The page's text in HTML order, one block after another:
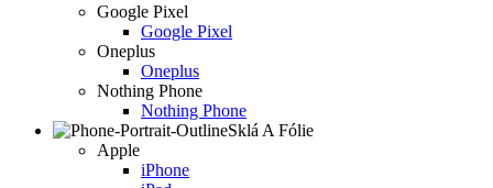
Google Pixel
Google Pixel
Oneplus
Oneplus
Nothing Phone
Nothing Phone
Sklá A Fólie
Apple
iPhone